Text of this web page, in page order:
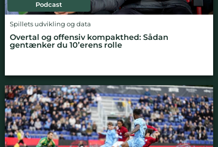
Podcast
Spillets udvikling og data
Overtal og offensiv kompakthed: Sådan
gentænker du 10’erens rolle